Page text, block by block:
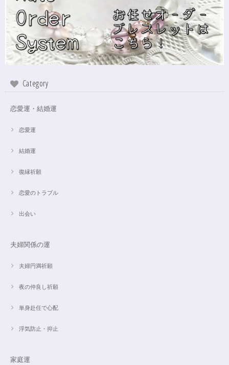
本日無事に、到着しました！ ワクワクしながら開封しました(*^^*) とって
もキレイな色合いで、手に取るとほんのり温かく感じ元気になる気がしま
す！リボンのメッセージも大事にします(*^^*)まさかのお名前が(芸名なの
でしょうかね？^^)同じでびっくり♡嬉しいです♡ 次回は、オーダーをお願
いしてみたいなと思いました！
この度は、ご縁に感謝致します。 やはり、この色のアクアオーラに出会え
も、ずっーと見ていられますね。 素敵なブレスレットを、有難うございま
思ったより小粒でしたがとても綺麗なアパタイトでした ありがとうござい
Category
恋愛運・結婚運
恋愛運
結婚運
復縁祈願
恋愛のトラブル
出会い
夫婦関係の運
夫婦円満祈願
夜の仲良し祈願
単身赴任で心配
浮気防止・抑止
家庭運